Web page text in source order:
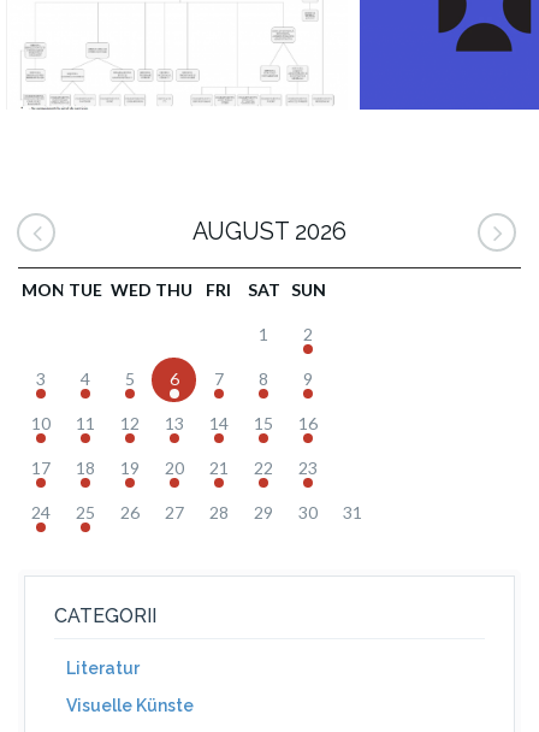
AUGUST 2026
MON TUE WED THU FRI SAT SUN
1 2
3 4 5 6 7 8 9
10 11 12 13 14 15 16
17 18 19 20 21 22 23
24 25 26 27 28 29 30 31
CATEGORII
Literatur
Visuelle Künste